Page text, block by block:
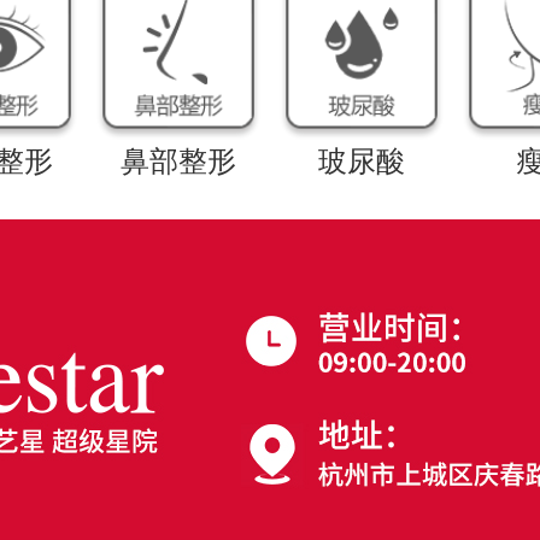
形 鼻部整形 玻尿酸